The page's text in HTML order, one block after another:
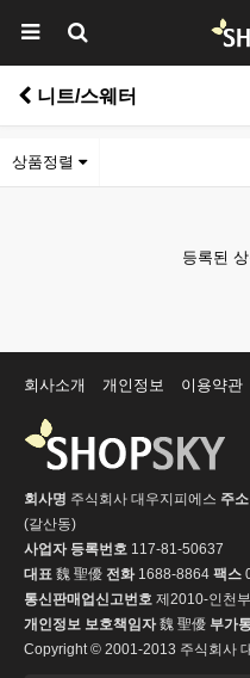
니트/스웨터
상품정렬
등록된
회사소개 개인정보 이용약관
회사명 주식회사 대우지피에스 주소
(갈산동)
사업자 등록번호 117-81-50637
대표 魏 聖優 전화1688-8864 팩스
통신판매업신고번호 제2010-인천
개인정보 보호책임자魏 聖優 부가
Copyright © 2001-2013 주식회사